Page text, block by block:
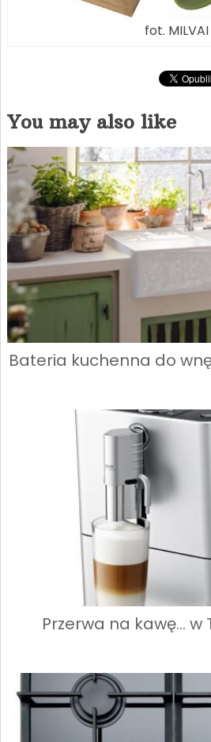
fot. MILVAI
You may also like
Bateria kuchenna do
Przerwa na kawę… w